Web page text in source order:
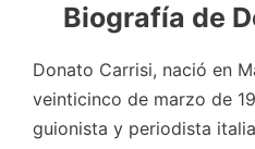
Biografía de
Donato Carrisi, nació en
veinticinco de marzo de
guionista y periodista